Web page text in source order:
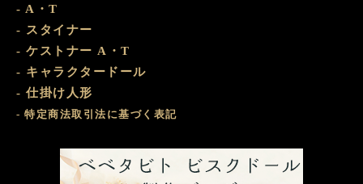
- A・T
- スタイナー
- ケストナー A・T
- キャラクタードール
- 仕掛け人形
- 特定商法取引法に基づく表記